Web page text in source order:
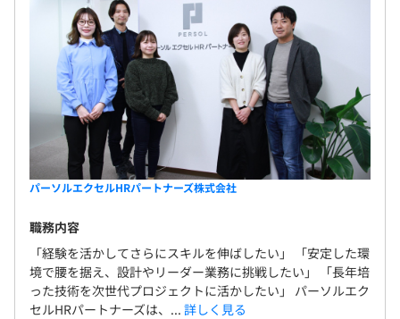
パーソルエクセルHRパートナーズ株式会社
職務内容
「経験を活かしてさらにスキルを伸ばしたい」 「安定した環
境で腰を据え、設計やリーダー業務に挑戦したい」 「長年培
った技術を次世代プロジェクトに活かしたい」 パーソルエク
セルHRパートナーズは、... 詳しく見る